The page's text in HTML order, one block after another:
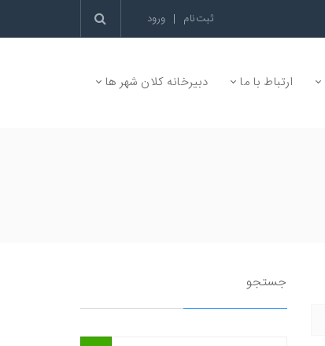
ثبت‌نام | ورود
ارتباط با ما دبیرخانه کلان شهر ها
جستجو